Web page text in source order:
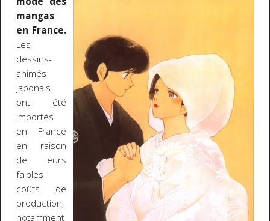
mangas
en France.
Les
dessins-
animés
japonais
ont été
importés
en France
en raison
de leurs
faibles
coûts de
production,
notamment